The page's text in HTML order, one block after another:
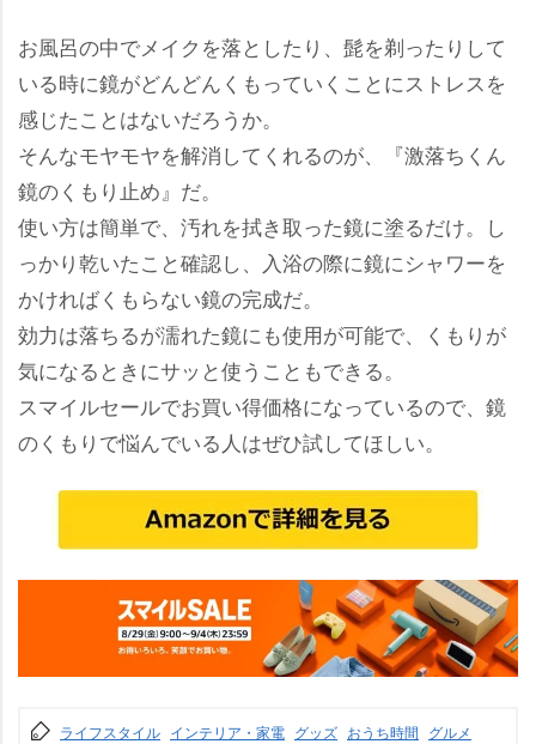
お風呂の中でメイクを落としたり、髭を剃ったりして
いる時に鏡がどんどんくもっていくことにストレスを
感じたことはないだろうか。
そんなモヤモヤを解消してくれるのが、『激落ちくん
鏡のくもり止め』だ。
使い方は簡単で、汚れを拭き取った鏡に塗るだけ。し
っかり乾いたこと確認し、入浴の際に鏡にシャワーを
かければくもらない鏡の完成だ。
効力は落ちるが濡れた鏡にも使用が可能で、くもりが
気になるときにサッと使うこともできる。
スマイルセールでお買い得価格になっているので、鏡
のくもりで悩んでいる人はぜひ試してほしい。
ライフスタイル インテリア・家電 グッズ おうち時間 グルメ